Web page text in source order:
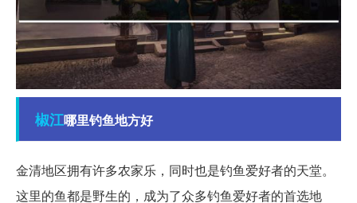
椒江哪里钓鱼地方好
金清地区拥有许多农家乐，同时也是钓鱼爱好者的天堂。
这里的鱼都是野生的，成为了众多钓鱼爱好者的首选地